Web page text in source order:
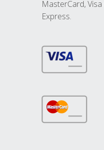
MasterCard,
Express.